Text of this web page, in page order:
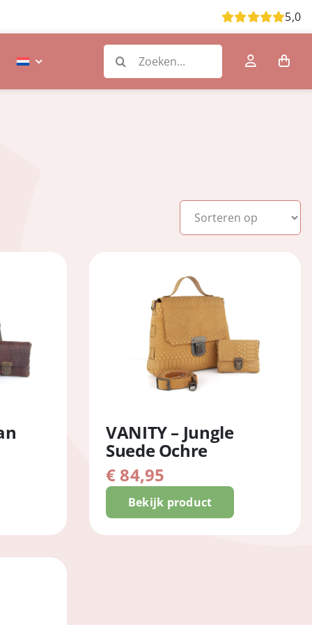
5,0
Zoeken
naar:
VANITY – Jungle
Suede Ochre
Bekijk product
€ 84,95